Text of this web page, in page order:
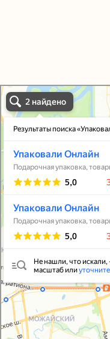
Упаковали Онлайн в Москве
Москва